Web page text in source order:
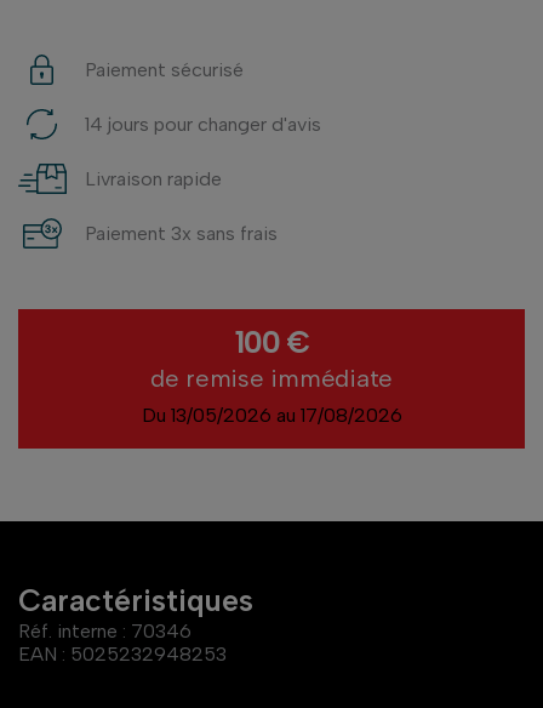
Paiement sécurisé
14 jours pour changer d'avis
Livraison rapide
Paiement 3x sans frais
100 €
de remise immédiate
Du 13/05/2026 au 17/08/2026
Caractéristiques
Réf. interne : 70346
EAN : 5025232948253